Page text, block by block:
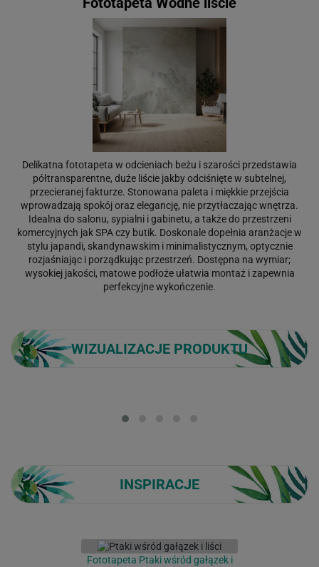
Delikatna fototapeta w odcieniach beżu i szarości przedstawia
półtransparentne, duże liście jakby odciśnięte w subtelnej,
przecieranej fakturze. Stonowana paleta i miękkie przejścia
wprowadzają spokój oraz elegancję, nie przytłaczając wnętrza.
Idealna do salonu, sypialni i gabinetu, a także do przestrzeni
komercyjnych jak SPA czy butik. Doskonale dopełnia aranżacje w
stylu japandi, skandynawskim i minimalistycznym, optycznie
rozjaśniając i porządkując przestrzeń. Dostępna na wymiar;
wysokiej jakości, matowe podłoże ułatwia montaż i zapewnia
perfekcyjne wykończenie.
WIZUALIZACJE PRODUKTU
INSPIRACJE
Fototapeta Ptaki wśród gałązek i